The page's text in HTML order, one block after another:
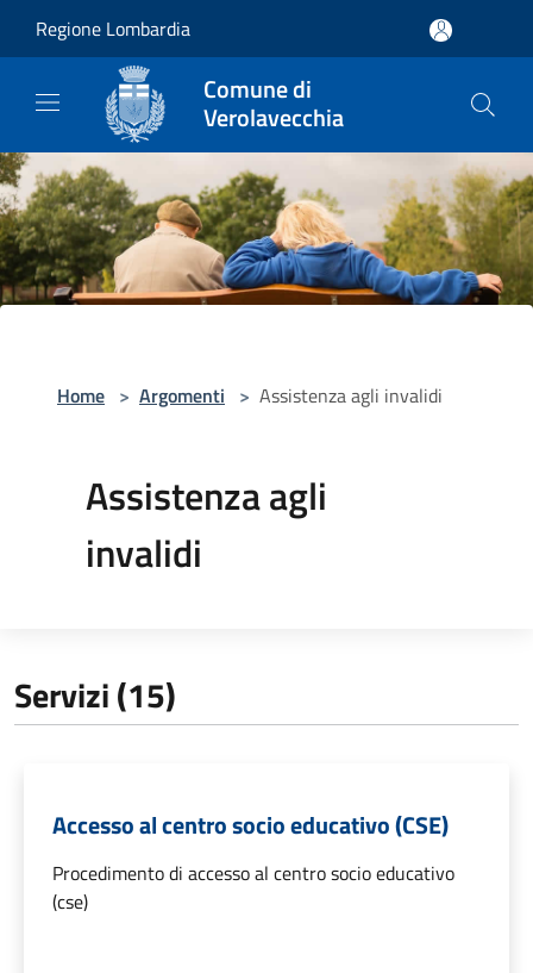
Regione Lombardia
Comune di
Verolavecchia
Home > Argomenti > Assistenza agli invalidi
Assistenza agli
invalidi
Servizi (15)
Accesso al centro socio educativo (CSE)
Procedimento di accesso al centro socio educativo
(cse)